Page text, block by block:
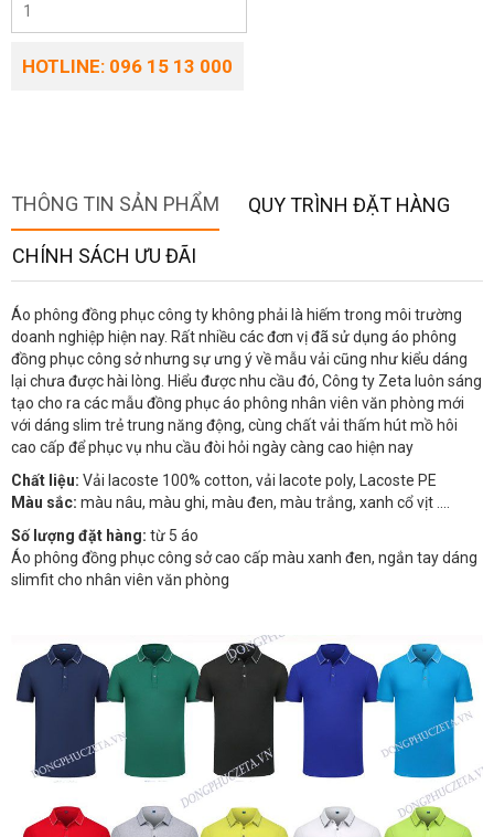
HOTLINE: 096 15 13 000
THÔNG TIN SẢN PHẨM QUY TRÌNH ĐẶT HÀNG
CHÍNH SÁCH ƯU ĐÃI
Áo phông đồng phục công ty không phải là hiếm trong môi trường
doanh nghiệp hiện nay. Rất nhiều các đơn vị đã sử dụng áo phông
đồng phục công sở nhưng sự ưng ý về mẫu vải cũng như kiểu dáng
lại chưa được hài lòng. Hiểu được nhu cầu đó, Công ty Zeta luôn sáng
tạo cho ra các mẫu đồng phục áo phông nhân viên văn phòng mới
với dáng slim trẻ trung năng động, cùng chất vải thấm hút mồ hôi
cao cấp để phục vụ nhu cầu đòi hỏi ngày càng cao hiện nay
Chất liệu: Vải lacoste 100% cotton, vải lacote poly, Lacoste PE
Màu sắc: màu nâu, màu ghi, màu đen, màu trắng, xanh cổ vịt ....
Số lượng đặt hàng: từ 5 áo
Áo phông đồng phục công sở cao cấp màu xanh đen, ngắn tay dáng
slimfit cho nhân viên văn phòng